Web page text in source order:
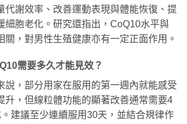
代謝效率、改善運動表現與體能恢復、提
細胞老化。研究還指出，CoQ10水平與
關，對男性生殖健康亦有一定正面作用。
需要多久才能見效？
說，部分用家在服用的第一週內就能感受
升，但線粒體功能的顯著改善通常需要4
建議至少連續服用30天，並結合規律作